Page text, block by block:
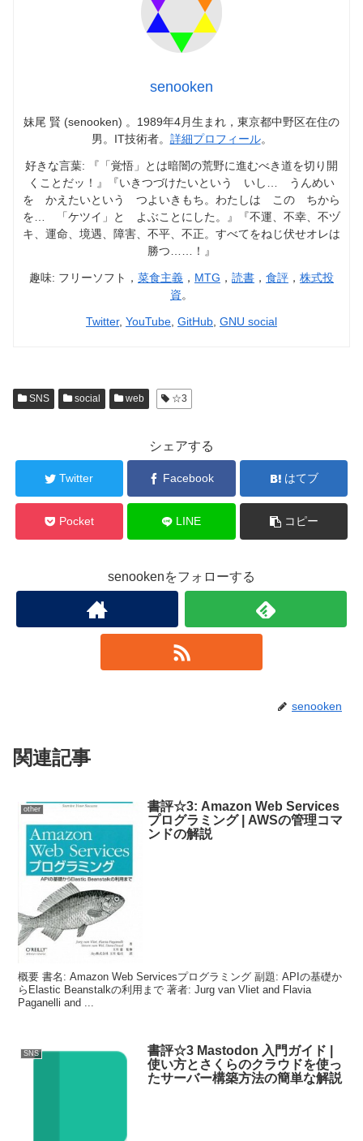
senooken
妹尾 賢 (senooken) 。1989年4月生まれ，東京都中野区在住の
男。IT技術者。 詳細プロフィール。
好きな言葉: 『「覚悟」とは暗闇の荒野に進むべき道を切り開
くことだッ！』『いきつづけたいという いし… うんめい
を かえたいという つよいきもち。わたしは この ちから
を… 「ケツイ」と よぶことにした。』『不運、不幸、不ヅ
キ、運命、境遇、障害、不平、不正。すべてをねじ伏せオレは
勝つ……！』
趣味: フリーソフト， 菜食主義 ， MTG ， 読書 ， 食評 ， 株式投
資。
Twitter, YouTube GitHub GNU social
SNS social web ☆3
シェアする
Twitter Facebook はてブ
Pocket LINE コピー
senookenをフォローする
senooken
関連記事
other
書評☆3: Amazon Web Services
プログラミング | AWSの管理コマ
ンドの解説
概要 書名: Amazon Web Servicesプログラミング 副題: APIの基礎か
らElastic Beanstalkの利用まで 著者: Jurg van Vliet and Flavia
Paganelli and ...
SNS
書評☆3 Mastodon 入門ガイド |
使い方とさくらのクラウドを使っ
たサーバー構築方法の簡単な解説